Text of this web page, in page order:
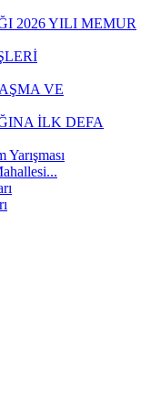
2026 YILI MEMUR
VE
İLK DEFA